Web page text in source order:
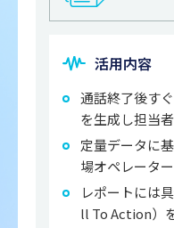
活用内容
通話終了後す
を生成し担当
定量データに
場オペレータ
レポートには
ll To Action）